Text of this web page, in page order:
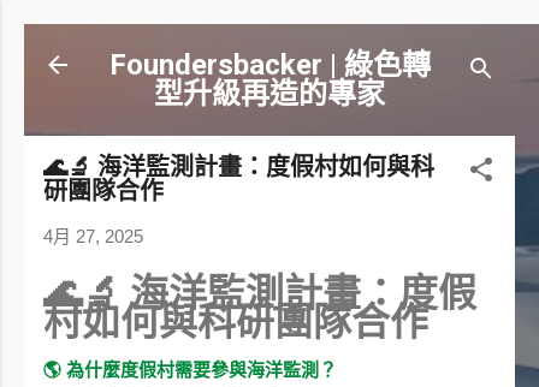
跳到主要內容
Foundersbacker | 綠色轉
型升級再造的專家
🌊🔬 海洋監測計畫：度假村如何與科
研團隊合作
4月 27, 2025
🌊🔬 海洋監測計畫：度假
村如何與科研團隊合作
🌎 為什麼度假村需要參與海洋監測？